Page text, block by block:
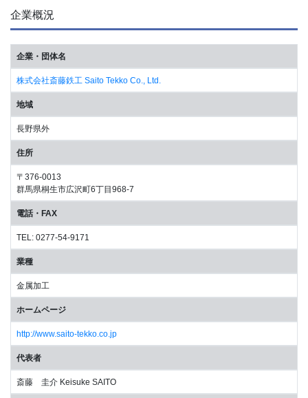
企業概況
企業・団体名
株式会社斎藤鉄工 Saito Tekko Co., Ltd.
地域
長野県外
住所
〒376-0013
群馬県桐生市広沢町6丁目968-7
電話・FAX
TEL: 0277-54-9171
業種
金属加工
ホームページ
http://www.saito-tekko.co.jp
代表者
斎藤 圭介 Keisuke SAITO